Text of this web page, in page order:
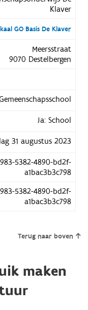
Klaver
GO Basis De Klaver
Meersstraat
9070 Destelbergen
Ja: School
31 augustus 2023
5382-4890-bd2f-
a1bac3b3c798
5382-4890-bd2f-
a1bac3b3c798
Terug naar boven
maken